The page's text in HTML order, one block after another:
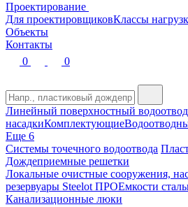
Проектирование
Для проектировщиковКлассы
Объекты
Контакты
0
0
Линейный поверхностный водоотвод
насадкиКомплектующие
Еще 6
Системы точечного водоотвода
Дождеприемные решетки
Локальные очистные сооружения,
резервуары Steelot ПРОЕмкости
Канализационные люки